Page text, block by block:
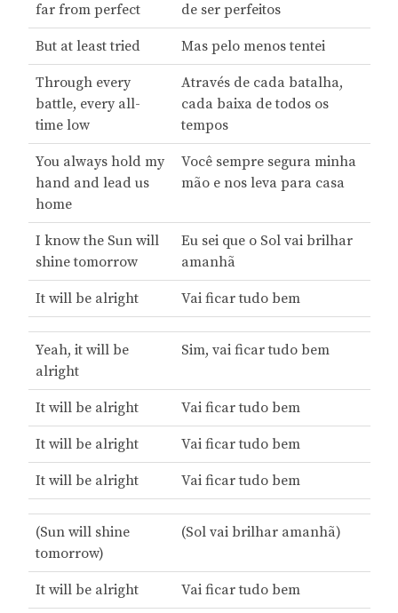
far from perfect
de ser perfeitos
But at least tried Mas pelo menos tentei
Through every
battle, every all-
time low
Através de cada batalha,
cada baixa de todos os
tempos
You always hold my
hand and lead us
home
Você sempre segura minha
mão e nos leva para casa
I know the Sun will
shine tomorrow
Eu sei que o Sol vai brilhar
amanhã
It will be alright Vai ficar tudo bem
Yeah, it will be
alright
Sim, vai ficar tudo bem
It will be alright Vai ficar tudo bem
It will be alright Vai ficar tudo bem
It will be alright Vai ficar tudo bem
(Sun will shine
tomorrow)
(Sol vai brilhar amanhã)
It will be alright Vai ficar tudo bem